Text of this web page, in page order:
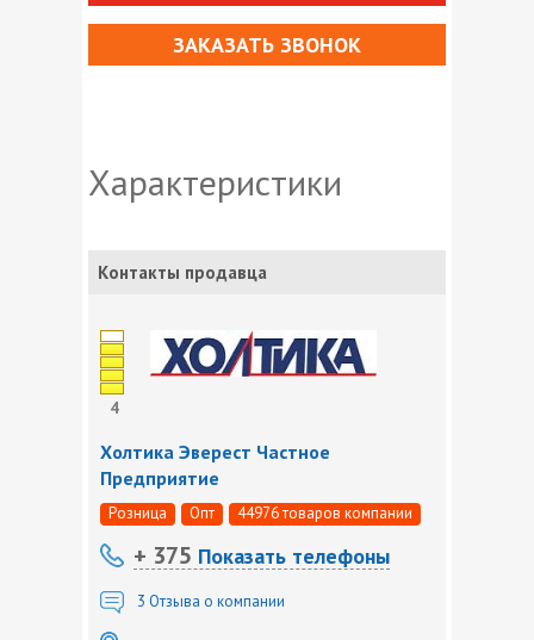
ЗАКАЗАТЬ ЗВОНОК
Характеристики
Контакты продавца
4
Холтика Эверест Частное
Предприятие
Розница Опт 44976 товаров компании
+ 375 Показать телефоны
3 Отзыва о компании